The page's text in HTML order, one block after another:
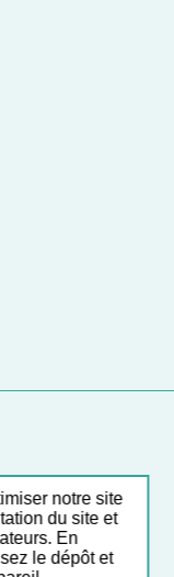
notre site
du site et
En
le dépôt et